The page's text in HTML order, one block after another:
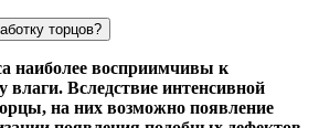
торцов?
наиболее восприимчивы к
влаги. Вследствие интенсивной
на них возможно появление